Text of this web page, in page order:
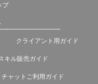
プ
クライアント用ガイド
キル販売ガイド
チャットご利用ガイド